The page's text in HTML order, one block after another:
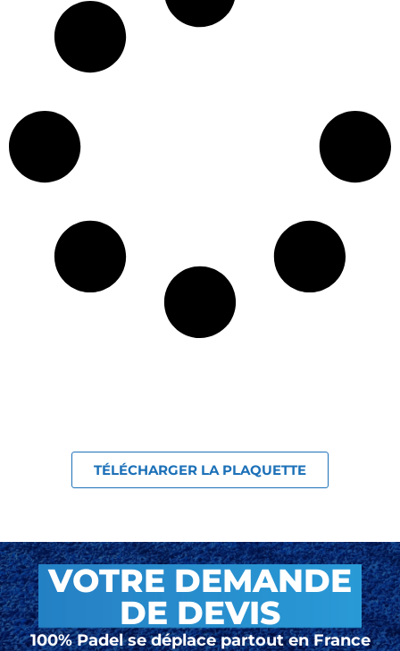
TÉLÉCHARGER LA PLAQUETTE
VOTRE DEMANDE
DE DEVIS
100% Padel se déplace partout en France